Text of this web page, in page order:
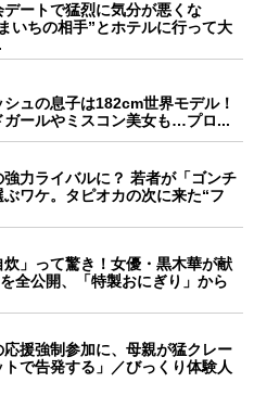
デートで猛烈に気分が悪くな
いちの相手”とホテルに行って大
シュの息子は182cm世界モデル！
ガールやミスコン美女も…プロ...
強力ライバルに？ 若者が「ゴンチ
ぶワケ。タピオカの次に来た“フ
炊」って驚き！女優・黒木華が献
全公開、「特製おにぎり」から
応援強制参加に、母親が猛クレー
トで告発する」／びっくり体験人